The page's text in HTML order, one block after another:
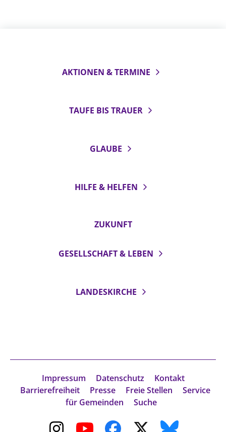
AKTIONEN & TERMINE
TAUFE BIS TRAUER
GLAUBE
HILFE & HELFEN
ZUKUNFT
GESELLSCHAFT & LEBEN
LANDESKIRCHE
Impressum Datenschutz
Kontakt
Barrierefreiheit
Presse Freie Stellen
Service
für Gemeinden
Suche